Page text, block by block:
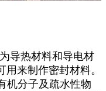
热材料和导电材
来制作密封材料。
分子及疏水性物